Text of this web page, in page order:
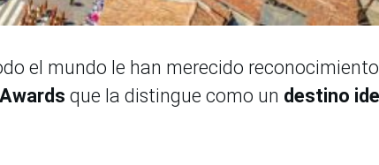
el mundo le han merecido
que la distingue como un destino